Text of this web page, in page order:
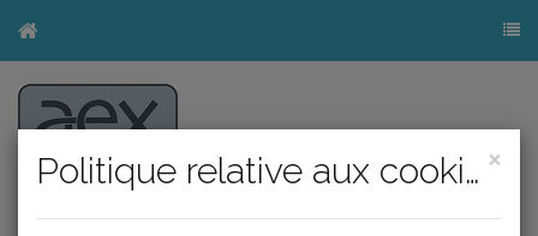
×
Politique relative aux cookies